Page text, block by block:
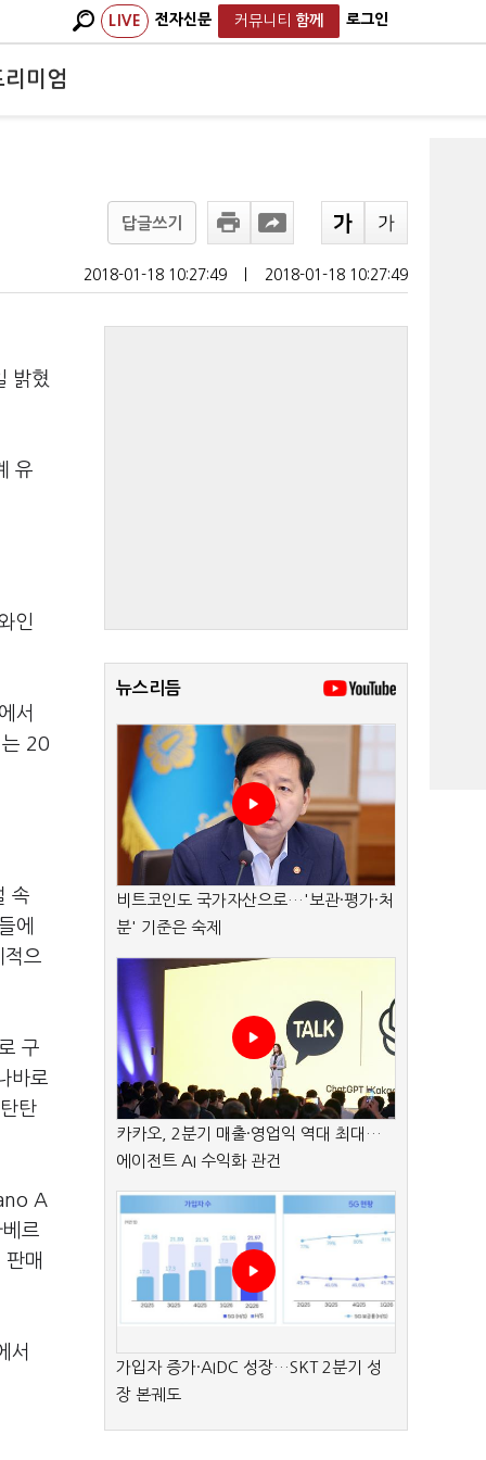
LIVE 전자신문 커뮤니티 함께 로그인
리미엄
답글쓰기
2018-01-18 10:27:49 2018-01-18 10:27:49
밝혔
유
인
서
20
속
에
적으
구
바로
탄
A
르
매
서
뉴스리듬
비트코인도 국가자산으로…'보관·평가·처
분' 기준은 숙제
카카오, 2분기 매출·영업익 역대 최대…
에이전트 AI 수익화 관건
가입자 증가·AIDC 성장…SKT 2분기 성
장 본궤도